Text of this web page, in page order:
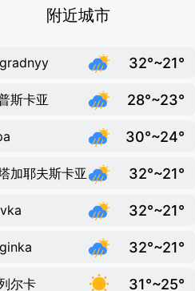
附近城市
32°~21°
斯卡亚 28°~23°
30°~24°
加耶夫斯卡亚 32°~21°
32°~21°
32°~21°
尔卡 31°~25°